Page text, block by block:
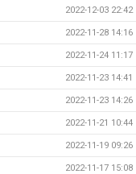
2022-12-03 22:42
2022-11-28 14:16
2022-11-24 11:17
2022-11-23 14:41
2022-11-23 14:26
2022-11-21 10:44
2022-11-19 09:26
2022-11-17 15:08